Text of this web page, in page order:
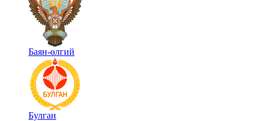
Баян-өлгий
Булган